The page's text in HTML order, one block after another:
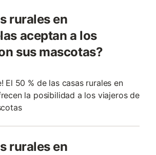
rurales en
aceptan a los
sus mascotas?
El 50 % de las casas rurales en
la posibilidad a los viajeros de
rurales en